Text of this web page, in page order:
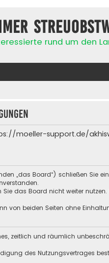
rund um den
moeller-support.de/
„das Board“) schließen Sie
das Board nicht weiter
beiden Seiten ohne
zeitlich und räumlich
des Nutzungsvertrages